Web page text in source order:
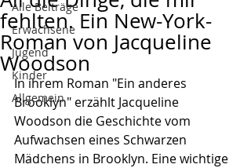
Alle Beiträge
Erwachsene
Jugend
Kinder
Allgemein
fehlten. Ein New-York-
Roman von Jacqueline
Woodson
In ihrem Roman "Ein anderes
Brooklyn" erzählt Jacqueline
Woodson die Geschichte vom
Aufwachsen eines Schwarzen
Mädchens in Brooklyn. Eine wichtige